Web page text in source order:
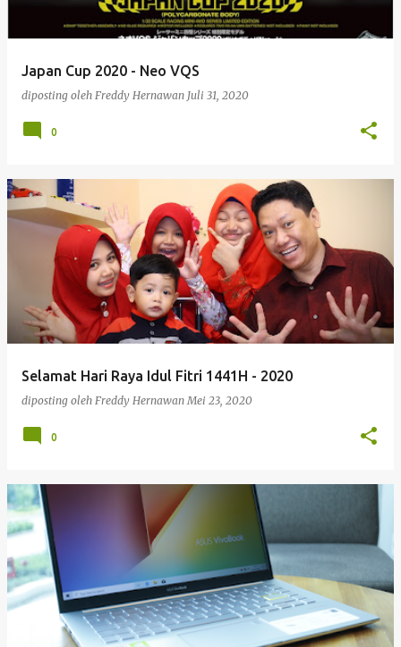
Japan Cup 2020 - Neo VQS
diposting oleh Freddy Hernawan Juli 31, 2020
0
Selamat Hari Raya Idul Fitri 1441H - 2020
diposting oleh Freddy Hernawan Mei 23, 2020
0